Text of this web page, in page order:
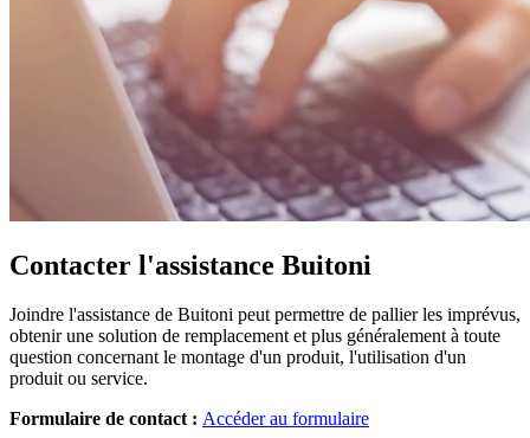
Contacter l'assistance Buitoni
Joindre l'assistance de Buitoni peut permettre de pallier les imprévus,
obtenir une solution de remplacement et plus généralement à toute
question concernant le montage d'un produit, l'utilisation d'un
produit ou service.
Formulaire de contact : Accéder au formulaire